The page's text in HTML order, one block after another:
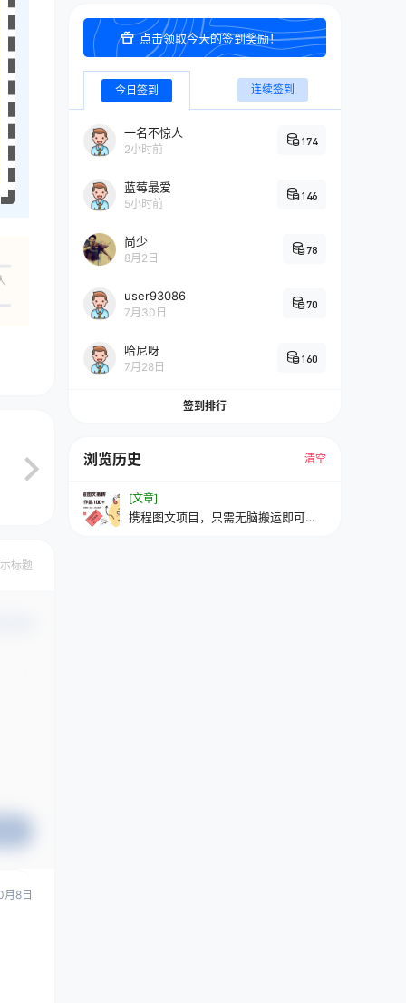
标题
月8日
点击领取今天的签到奖励！
今日签到 连续签到
一名不惊人
2小时前
174
蓝莓最爱
5小时前
146
尚少
8月2日
78
user93086
7月30日
70
哈尼呀
7月28日
160
签到排行
浏览历史 清空
[文章]
携程图文项目，只需无脑搬运即可日